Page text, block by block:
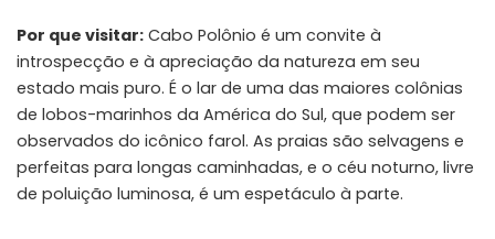
Por que visitar: Cabo Polônio é um convite à
introspecção e à apreciação da natureza em seu
estado mais puro. É o lar de uma das maiores colônias
de lobos-marinhos da América do Sul, que podem ser
observados do icônico farol. As praias são selvagens e
perfeitas para longas caminhadas, e o céu noturno, livre
de poluição luminosa, é um espetáculo à parte.